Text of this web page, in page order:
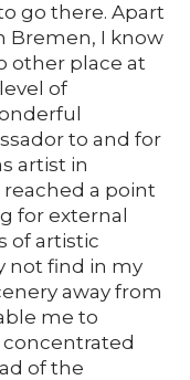
EN IT
go there. Apart
Bremen, I know
other place at
of
to and for
artist in
reached a point
for external
of artistic
not find in my
away from
me to
of the